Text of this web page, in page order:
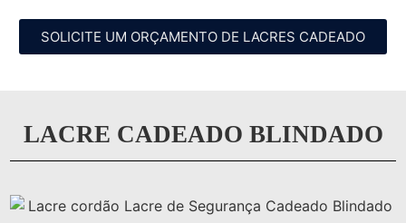
SOLICITE UM ORÇAMENTO DE LACRES CADEADO
LACRE CADEADO BLINDADO